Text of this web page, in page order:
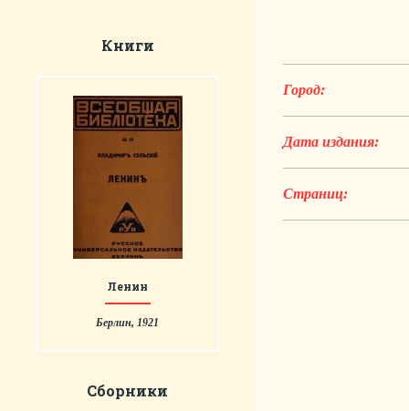
Книги
Ленин
Берлин, 1921
Сборники
Город:
Дата издания:
Страниц: